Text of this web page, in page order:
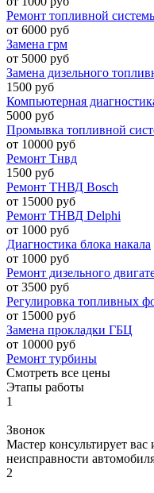
Ремонт топливной
от 6000 руб
Замена грм
от 5000 руб
Замена дизельного
1500 руб
Компьютерная
5000 руб
Промывка топливной
от 10000 руб
Ремонт Тнвд
1500 руб
Ремонт ТНВД Bosch
от 15000 руб
Ремонт ТНВД Delphi
от 1000 руб
Диагностика блока накала
от 1000 руб
Ремонт дизельного
от 3500 руб
Регулировка топливных
от 15000 руб
Замена прокладки ГБЦ
от 10000 руб
Ремонт турбины
Смотреть все цены
Этапы работы
1
Звонок
Мастер консультирует
неисправности
2